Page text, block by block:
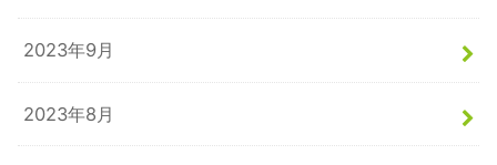
2023年9月
2023年8月